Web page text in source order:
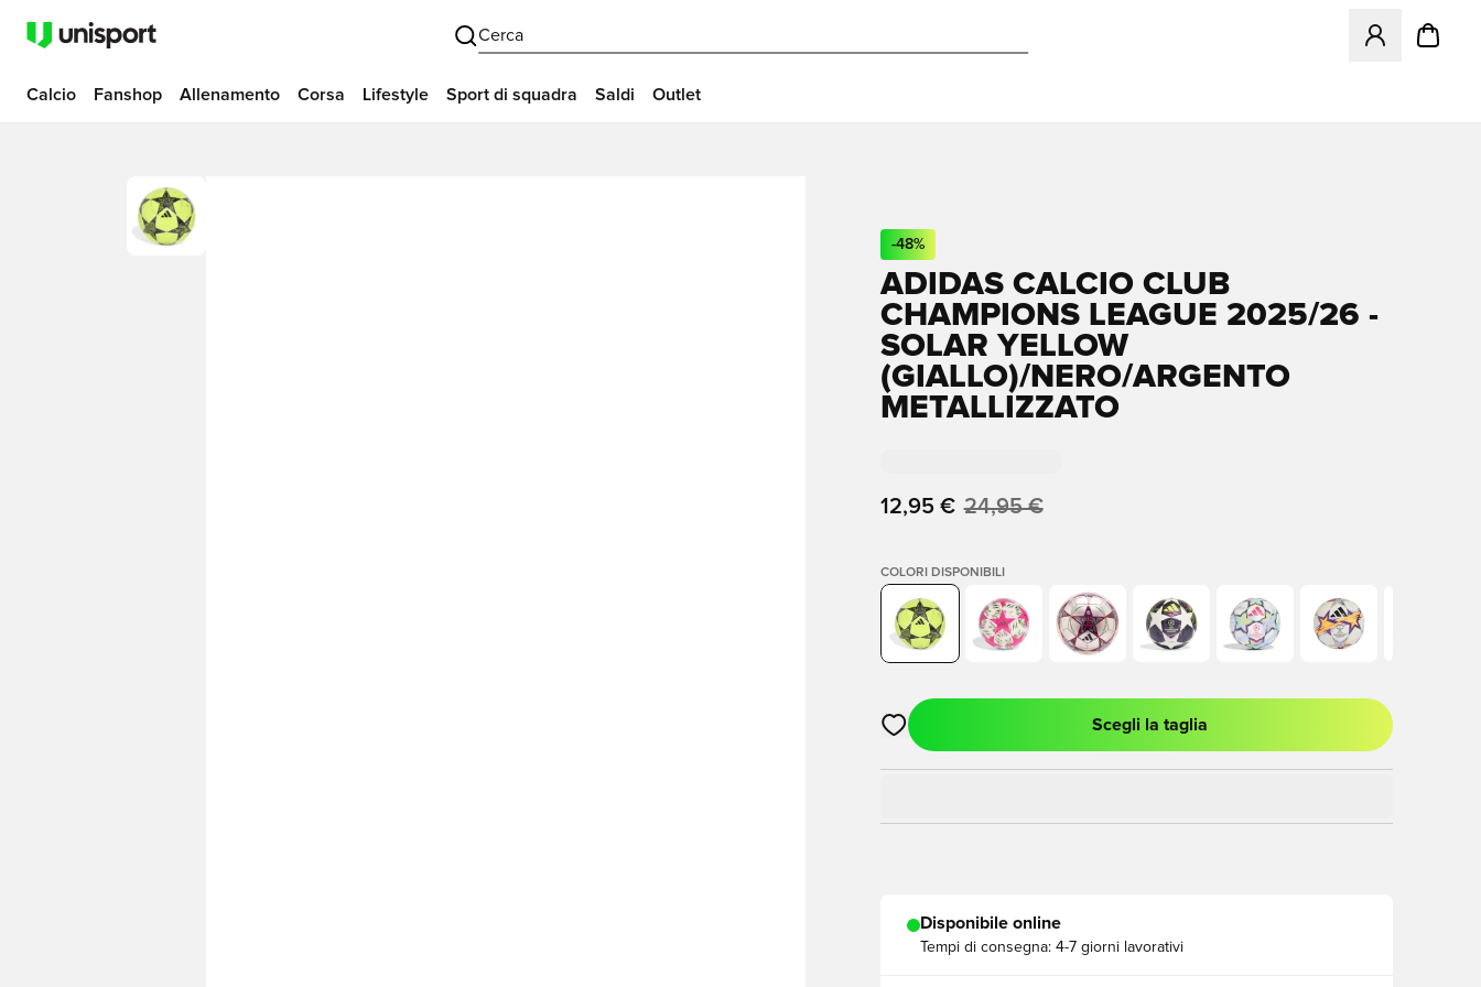
Cerca
Apre una
Calcio Fanshop Allenamento Corsa Lifestyle Sport di squadra Saldi Outlet
-48%
ADIDAS CALCIO CLUB
CHAMPIONS LEAGUE 2025/26 -
SOLAR YELLOW
(GIALLO)/NERO/ARGENTO
METALLIZZATO
12,95 € 24,95 €
COLORI DISPONIBILI
Apre una finestra modale per accedere o registrarsi come membro
Scegli la taglia
Disponibile online
Tempi di consegna: 4-7 giorni lavorativi